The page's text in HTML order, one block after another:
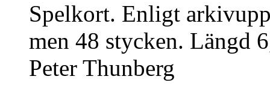
Spelkort. Enligt
men 48 stycken. Längd
Peter Thunberg